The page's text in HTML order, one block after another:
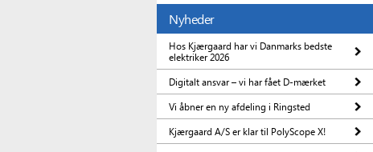
Nyheder
Hos Kjærgaard har vi Danmarks bedste
elektriker 2026
Digitalt ansvar – vi har fået D-mærket
Vi åbner en ny afdeling i Ringsted
Kjærgaard A/S er klar til PolyScope X!